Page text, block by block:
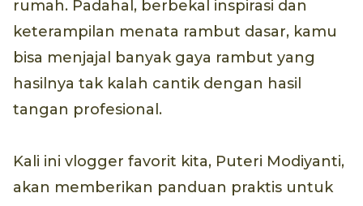
rumah. Padahal, berbekal inspirasi dan
keterampilan menata rambut dasar, kamu
bisa menjajal banyak gaya rambut yang
hasilnya tak kalah cantik dengan hasil
tangan profesional.
Kali ini vlogger favorit kita, Puteri Modiyanti,
akan memberikan panduan praktis untuk